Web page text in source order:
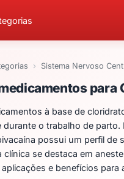
Sistema Nervoso
de para
à base de
durante o trabalho de
possui um perfil de
clínica se destaca em
e benefícios para